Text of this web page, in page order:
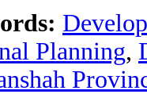
Planning,